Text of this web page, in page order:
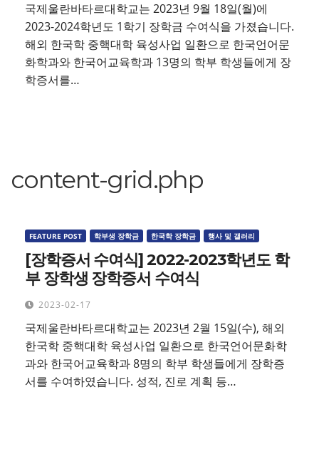
국제울란바타르대학교는 2023년 9월 18일(월)에
2023-2024학년도 1학기 장학금 수여식을 가졌습니다.
해외 한국학 중핵대학 육성사업 일환으로 한국언어문
화학과와 한국어교육학과 13명의 학부 학생들에게 장
학증서를…
content-grid.php
FEATURE POST 학부생 장학금 한국학 장학금 행사 및 갤러리
[장학증서 수여식] 2022-2023학년도 학
부 장학생 장학증서 수여식
2023-02-17
국제울란바타르대학교는 2023년 2월 15일(수), 해외
한국학 중핵대학 육성사업 일환으로 한국언어문화학
과와 한국어교육학과 8명의 학부 학생들에게 장학증
서를 수여하였습니다. 성적, 진로 계획 등…